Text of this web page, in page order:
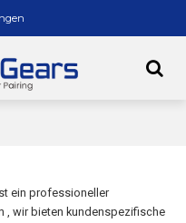
ein professioneller
, wir bieten kundenspezifische